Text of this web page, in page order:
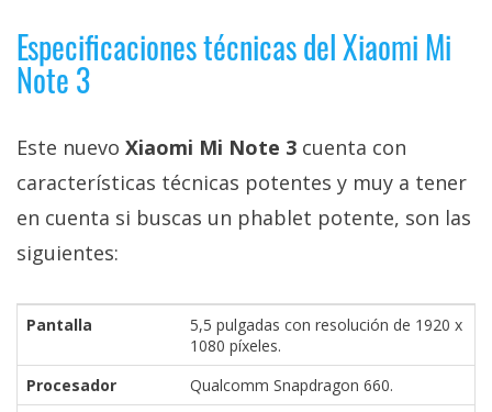
Sobre
nosotros
Publicidad
Cambiar
opciones
de
/
Aviso
Legal
Especificaciones técnicas del Xiaomi Mi
Note 3
Este nuevo Xiaomi Mi Note 3 cuenta con
características técnicas potentes y muy a tener
en cuenta si buscas un phablet potente, son las
siguientes:
Pantalla
5,5 pulgadas con resolución de 1920 x
1080 píxeles.
Procesador
Qualcomm Snapdragon 660.